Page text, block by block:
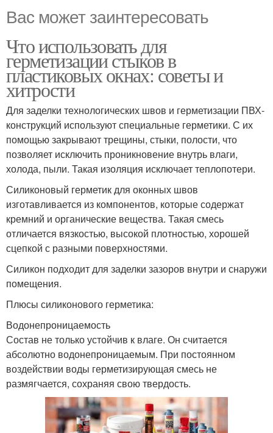
Вас может заинтересовать
Что использовать для
герметизации стыков в
пластиковых окнах: советы и
хитрости
Для заделки технологических швов и герметизации ПВХ-
конструкций используют специальные герметики. С их
помощью закрывают трещины, стыки, полости, что
позволяет исключить проникновение внутрь влаги,
холода, пыли. Такая изоляция исключает теплопотери.
Силиконовый герметик для оконных швов
изготавливается из компонентов, которые содержат
кремний и органические вещества. Такая смесь
отличается вязкостью, высокой плотностью, хорошей
сцепкой с разными поверхностями.
Силикон подходит для заделки зазоров внутри и снаружи
помещения.
Плюсы силиконового герметика:
Водонепроницаемость
Состав не только устойчив к влаге. Он считается
абсолютно водонепроницаемым. При постоянном
воздействии воды герметизирующая смесь не
размягчается, сохраняя свою твердость.